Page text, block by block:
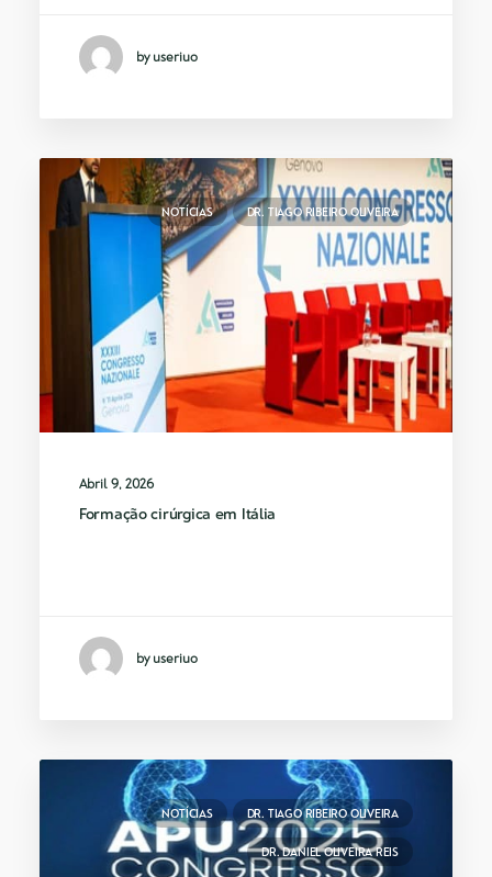
by useriuo
NOTÍCIAS DR. TIAGO RIBEIRO OLIVEIRA
Abril 9, 2026
Formação cirúrgica em Itália
by useriuo
NOTÍCIAS DR. TIAGO RIBEIRO OLIVEIRA
DR. DANIEL OLIVEIRA REIS